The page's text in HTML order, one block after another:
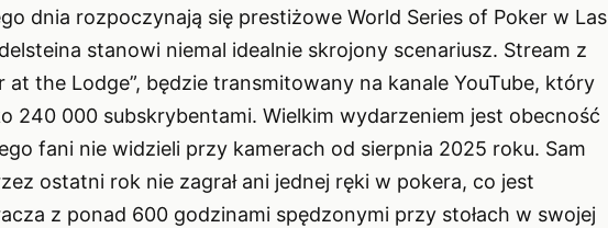
dnia rozpoczynają się prestiżowe World Series of Poker w Las
stanowi niemal idealnie skrojony scenariusz. Stream z
at the Lodge”, będzie transmitowany na kanale YouTube, który
240 000 subskrybentami. Wielkim wydarzeniem jest obecność
fani nie widzieli przy kamerach od sierpnia 2025 roku. Sam
ostatni rok nie zagrał ani jednej ręki w pokera, co jest
z ponad 600 godzinami spędzonymi przy stołach w swojej